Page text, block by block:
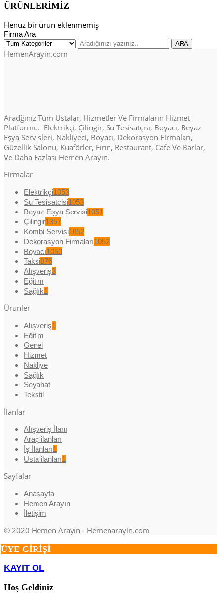
ÜRÜNLERİMİZ
Henüz bir ürün eklenmemiş
Firma Ara
HemenArayin.com
Aradğınız Tüm Ustalar, Hizmetler Ve Firmaların Hizmet
Platformu. Elektrikçi, Çilingir, Su Tesisatçısı, Boyacı, Beyaz
Eşya Servisleri, Nakliyeci, Boyacı, Dekorasyon Firmaları,
Güzellik Salonu, Kuaförler, Fırın, Restaurant, Cafe Ve Barlar,
Ve Daha Fazlası Hemen Arayın.
Firmalar
Elektrikçi1053
Su Tesisatcisi1053
Beyaz Eşya Servisi1051
Çilingir1357
Kombi Servisi1052
Dekorasyon Firmaları1052
Boyacı1050
Taksi876
Alışveriş3
Eğitim
Sağlık1
Ürünler
Alışveriş1
Eğitim
Genel
Hizmet
Nakliye
Sağlık
Seyahat
Tekstil
İlanlar
Alışveriş İlanı
Araç ilanları
İş İlanları1
Usta ilanları1
Sayfalar
Anasayfa
Hemen Arayın
İletişim
© 2020 Hemen Arayın - Hemenarayin.com
ÜYE GİRİŞİ
KAYIT OL
Hoş Geldiniz